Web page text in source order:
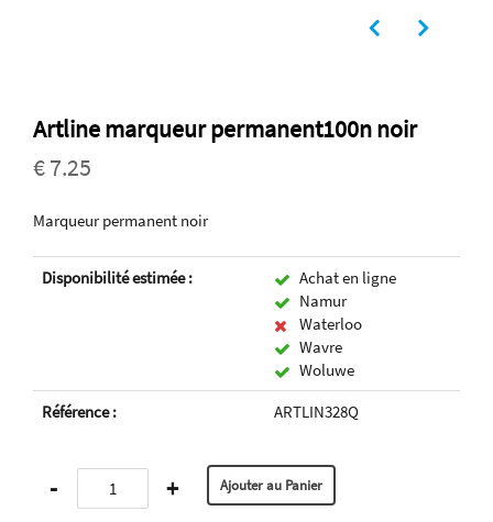
Artline marqueur permanent100n noir
€ 7.25
Marqueur permanent noir
Disponibilité estimée :
Achat en ligne
Namur
Waterloo
Wavre
Woluwe
Référence :
ARTLIN328Q
- +